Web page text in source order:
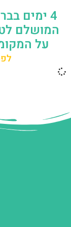
4 ימים
המושלם
על